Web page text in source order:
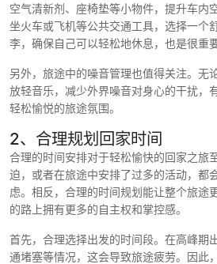
空气清新剂、座椅垫等小物件，提升车内
坐火车或飞机等公共交通工具，选择一个
李，确保自己可以轻松地休息，也是很重
另外，旅途中的噪音管理也值得关注。无
放轻音乐，减少外界噪音对身心的干扰，
轻松愉悦的旅途氛围。
2、合理规划回家时间
合理的时间安排对于轻松愉快的回家之旅
迫，或者在旅途中安排了过多的活动，都
虑。相反，合理的时间规划能让整个旅途
的路上拥有更多的自主权和掌控感。
首先，合理选择出发的时间段。在高峰期
通堵塞等情况，这会导致旅途疲劳。因此